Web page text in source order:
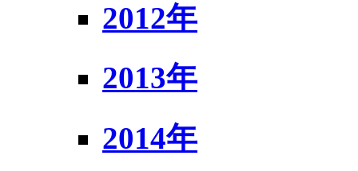
2012年
2013年
2014年